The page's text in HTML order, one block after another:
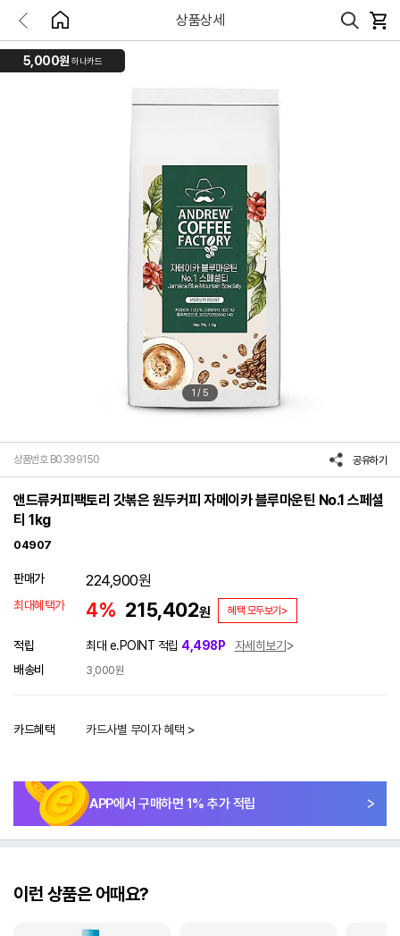
상품상세
5,000원 하나카드
1 / 5
상품번호 B0399150 공유하기
앤드류커피팩토리 갓볶은 원두커피 자메이카 블루마운틴 No.1 스페셜
티 1kg
04907
판매가 224,900원
최대혜택가 4% 215,402원 혜택 모두보기>
적립 최대 e.POINT 적립 4,498P
자세히보기
배송비
3,000원
카드혜택 카드사별 무이자 혜택 >
APP에서 구매하면 1% 추가 적립
이런 상품은 어때요?